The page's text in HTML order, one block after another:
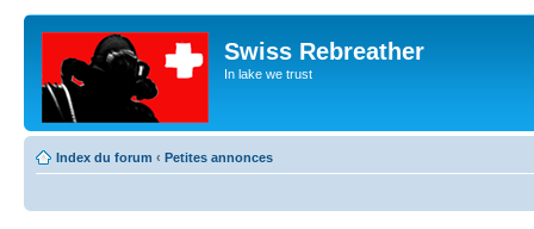
Swiss Rebreather
In lake we trust
Index du forum ‹ Petites annonces